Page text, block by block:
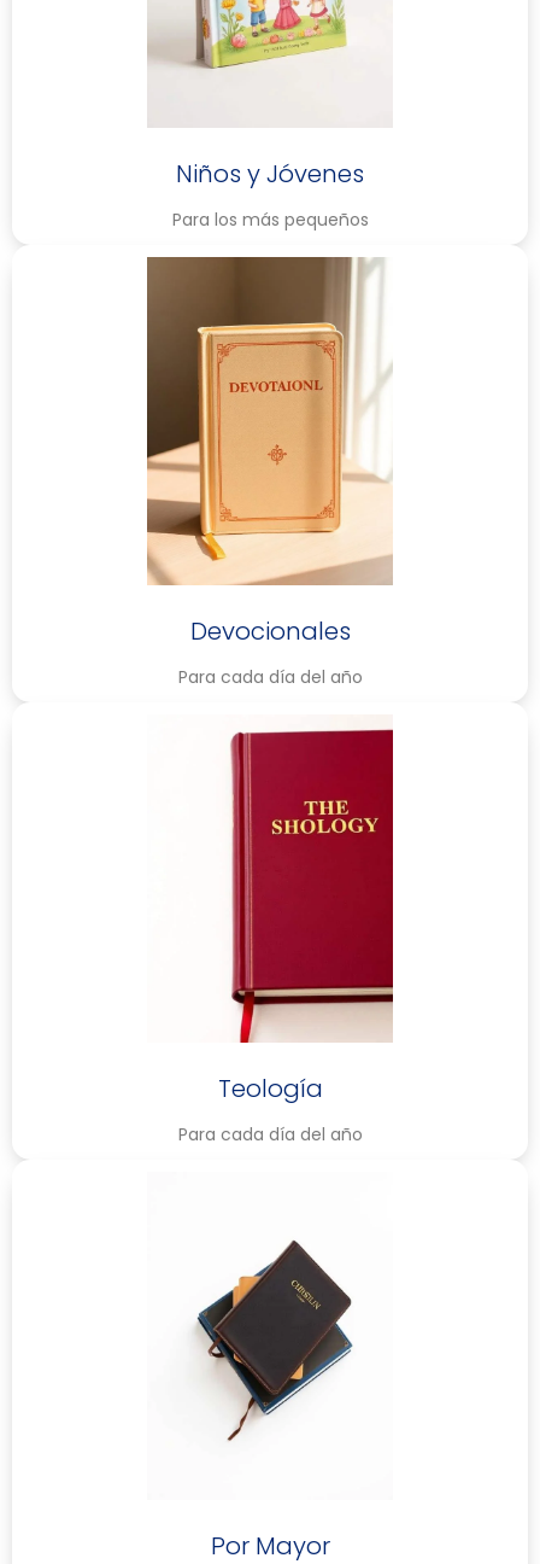
Niños y Jóvenes
Para los más pequeños
Devocionales
Para cada día del año
Teología
Para cada día del año
Por Mayor